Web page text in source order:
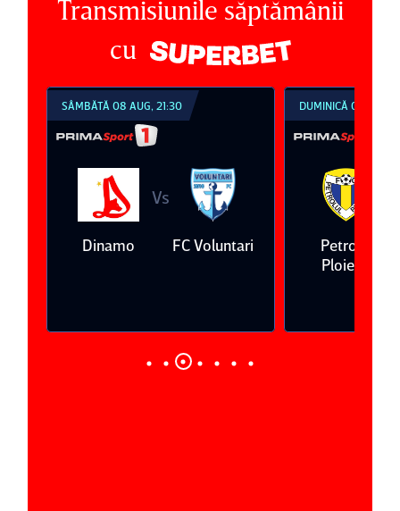
Transmisiunile săptămânii
cu
SÂMBĂTĂ 08 AUG, 21:30
Dinamo
Vs
FC Voluntari
DUMINICĂ 09 AUG,
Petrolul
Ploieşti